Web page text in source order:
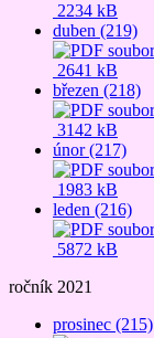
2234 kB
duben (219)
2641 kB
březen (218)
3142 kB
únor (217)
1983 kB
leden (216)
5872 kB
ročník 2021
prosinec (215)